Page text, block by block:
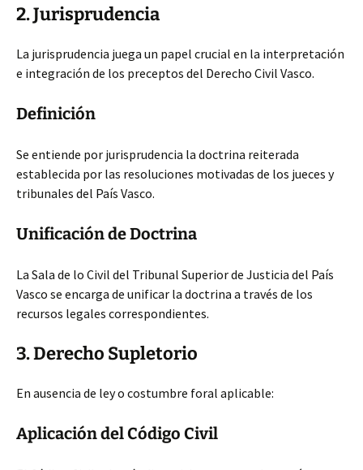
2. Jurisprudencia
La jurisprudencia juega un papel crucial en la interpretación
e integración de los preceptos del Derecho Civil Vasco.
Definición
Se entiende por jurisprudencia la doctrina reiterada
establecida por las resoluciones motivadas de los jueces y
tribunales del País Vasco.
Unificación de Doctrina
La Sala de lo Civil del Tribunal Superior de Justicia del País
Vasco se encarga de unificar la doctrina a través de los
recursos legales correspondientes.
3. Derecho Supletorio
En ausencia de ley o costumbre foral aplicable:
Aplicación del Código Civil